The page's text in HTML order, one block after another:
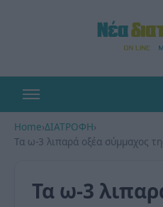
Home›ΔΙΑΤΡΟΦΗ›
Τα ω-3 λιπαρά οξέα σύμμαχος
Τα ω-3